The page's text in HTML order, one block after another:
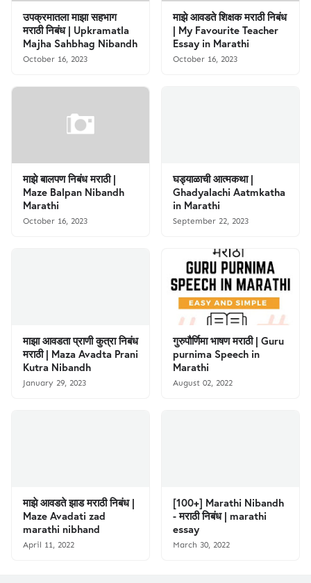
उपक्रमातला माझा सहभाग
मराठी निबंध | Upkramatla
Majha Sahbhag Nibandh
October 16, 2023
माझे आवडते शिक्षक मराठी निबंध
| My Favourite Teacher
Essay in Marathi
October 16, 2023
माझे बालपण निबंध मराठी |
Maze Balpan Nibandh
Marathi
October 16, 2023
घड्याळाची आत्मकथा |
Ghadyalachi Aatmkatha
in Marathi
September 22, 2023
माझा आवडता प्राणी कुत्रा निबंध
मराठी | Maza Avadta Prani
Kutra Nibandh
January 29, 2023
गुरुपौर्णिमा भाषण मराठी | Guru
purnima Speech in
Marathi
August 02, 2022
माझे आवडते झाड मराठी निबंध |
Maze Avadati zad
marathi nibhand
April 11, 2022
[100+] Marathi Nibandh
- मराठी निबंध | marathi
essay
March 30, 2022